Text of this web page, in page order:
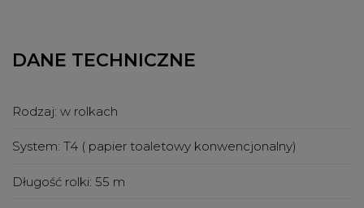
DANE TECHNICZNE
Rodzaj: w rolkach
System: T4 ( papier toaletowy konwencjonalny)
Długość rolki: 55 m